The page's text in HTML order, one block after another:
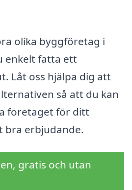
olika byggföretag i
enkelt fatta ett
Låt oss hjälpa dig att
så att du kan
företaget för ditt
bra erbjudande.
gratis och utan